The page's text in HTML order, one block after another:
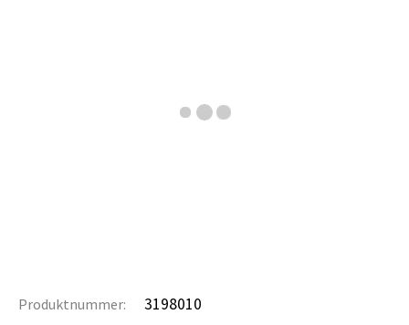
Produktnummer: 3198010